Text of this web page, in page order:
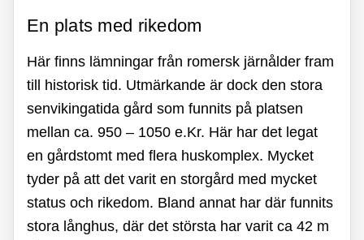
En plats med rikedom
Här finns lämningar från romersk järnålder fram
till historisk tid. Utmärkande är dock den stora
senvikingatida gård som funnits på platsen
mellan ca. 950 – 1050 e.Kr. Här har det legat
en gårdstomt med flera huskomplex. Mycket
tyder på att det varit en storgård med mycket
status och rikedom. Bland annat har där funnits
stora långhus, där det största har varit ca 42 m